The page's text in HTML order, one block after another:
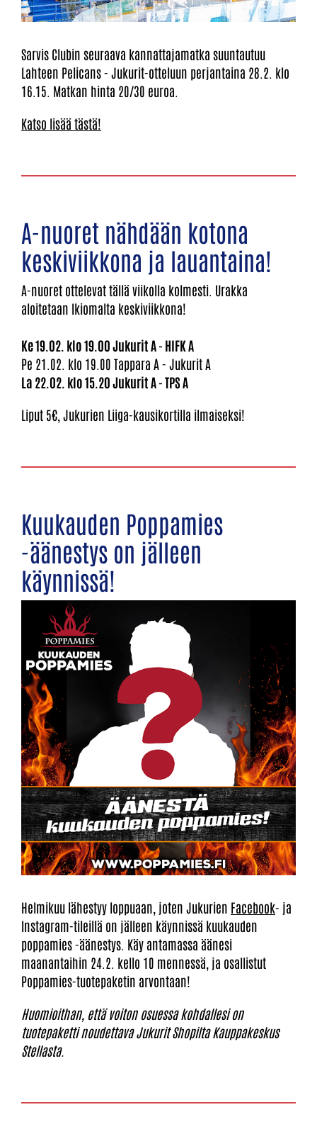
Sarvis Clubin seuraava kannattajamatka suuntautuu
Lahteen Pelicans - Jukurit-otteluun perjantaina 28.2. klo
16.15. Matkan hinta 20/30 euroa.
Katso lisää tästä!
A-nuoret nähdään kotona
keskiviikkona ja lauantaina!
A-nuoret ottelevat tällä viikolla kolmesti. Urakka
aloitetaan Ikiomalta keskiviikkona!
Ke 19.02. klo 19.00 Jukurit A - HIFK A
Pe 21.02. klo 19.00 Tappara A - Jukurit A
La 22.02. klo 15.20 Jukurit A - TPS A
Liput 5€, Jukurien Liiga-kausikortilla ilmaiseksi!
Kuukauden Poppamies
-äänestys on jälleen
käynnissä!
Helmikuu lähestyy loppuaan, joten Jukurien Facebook- ja
Instagram-tileillä on jälleen käynnissä kuukauden
poppamies -äänestys. Käy antamassa äänesi
maanantaihin 24.2. kello 10 mennessä, ja osallistut
Poppamies-tuotepaketin arvontaan!
Huomioithan, että voiton osuessa kohdallesi on
tuotepaketti noudettava Jukurit Shopilta Kauppakeskus
Stellasta.